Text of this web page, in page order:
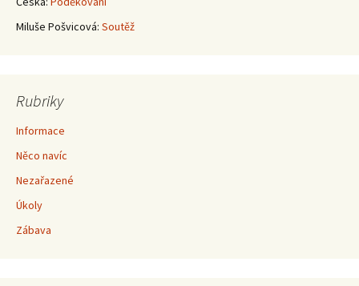
Miluše Pošvicová: Soutěž
Rubriky
Informace
Něco navíc
Nezařazené
Úkoly
Zábava